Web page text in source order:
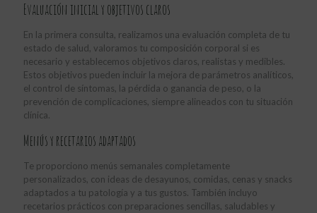
Evaluación inicial y objetivos claros
En la primera consulta, realizamos una evaluación completa de tu
estado de salud, valoramos tu composición corporal si es
necesario y establecemos objetivos claros, realistas y medibles.
Estos objetivos pueden incluir la mejora de parámetros analíticos,
el control de síntomas, la pérdida o ganancia de peso, o la
prevención de complicaciones, siempre alineados con tu situación
clínica.
Menús y recetarios adaptados
Te proporciono menús semanales completamente
personalizados, con ideas de desayunos, comidas, cenas y snacks
adaptados a tu patología y a tus gustos. También incluyo
recetarios prácticos con preparaciones sencillas, saludables y